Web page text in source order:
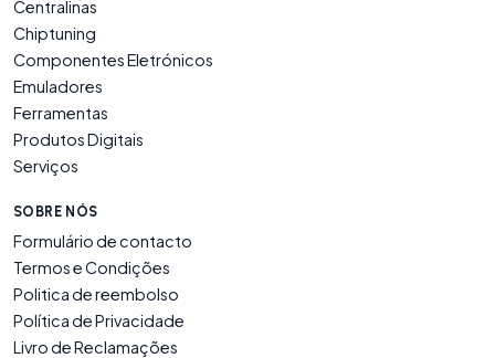
Centralinas
Chiptuning
Componentes Eletrónicos
Emuladores
Ferramentas
Produtos Digitais
Serviços
SOBRE NÓS
Formulário de contacto
Termos e Condições
Politica de reembolso
Política de Privacidade
Livro de Reclamações